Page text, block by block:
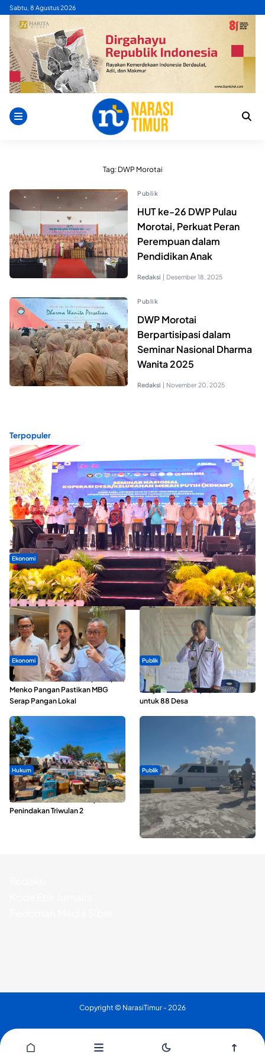
Skip
content
Sabtu, 8 Agustus 2026
Tag: DWP Morotai
Publik
HUT ke-26 DWP Pulau
Morotai, Perkuat Peran
Perempuan dalam
Pendidikan Anak
Redaksi | Desember 18, 2025
Publik
DWP Morotai
Berpartisipasi dalam
Seminar Nasional Dharma
Wanita 2025
Redaksi | November 20, 2025
Terpopuler
Ekonomi
Seminar di Ternate, Mendes Perkuat Sinergi Percepatan
Kopdes Merah Putih
Ekonomi
SPPG di Maluku Utara Dipercepat,
Menko Pangan Pastikan MBG
Serap Pangan Lokal
Publik
ABDESI Morotai Apresiasi
Penyaluran ADD Rp3,13 Miliar
untuk 88 Desa
Hukum
Polda Maluku Utara Musnahkan
Ribuan Liter Miras Hasil Operasi
Penindakan Triwulan 2
Publik
Pelayaran Perdana KM Dodola
Express Terkendala, Baling-baling
Kapal Rusak
Copyright © NarasiTimur - 2026